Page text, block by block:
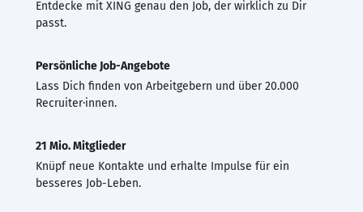
Entdecke mit XING genau den Job, der wirklich zu Dir
passt.
Persönliche Job-Angebote
Lass Dich finden von Arbeitgebern und über 20.000
Recruiter·innen.
21 Mio. Mitglieder
Knüpf neue Kontakte und erhalte Impulse für ein
besseres Job-Leben.